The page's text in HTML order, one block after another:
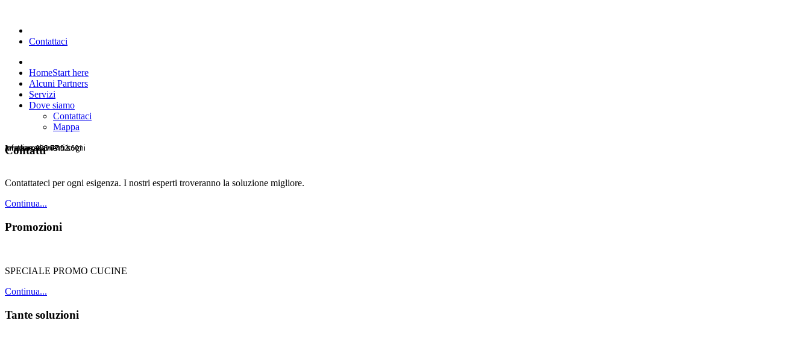
Contattaci
HomeStart here
Alcuni Partners
Servizi
Dove siamo
Contattaci
Mappa
Arrediamo i vostri sogni
arietearredamenti.it
Info line: 095 77 92 601
arietearredamenti.it
Contatti
Contattateci per ogni esigenza. I nostri esperti troveranno la soluzione migliore.
Continua...
Promozioni
SPECIALE PROMO CUCINE
Continua...
Tante soluzioni